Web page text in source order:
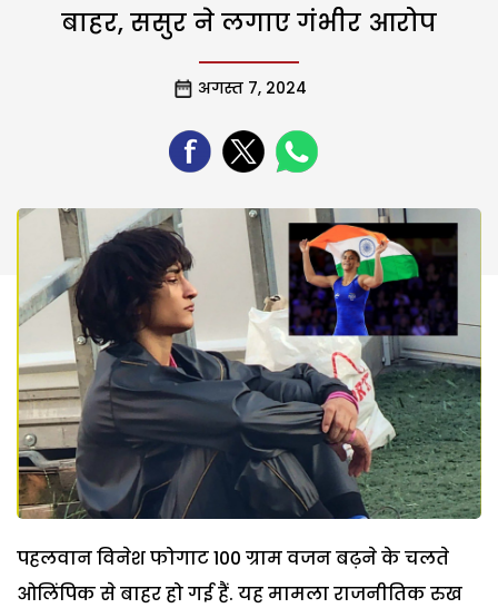
बाहर, ससुर ने लगाए गंभीर आरोप
अगस्त 7, 2024
पहलवान विनेश फोगाट 100 ग्राम वजन बढ़ने के चलते
ओलिंपिक से बाहर हो गई हैं. यह मामला राजनीतिक रुख